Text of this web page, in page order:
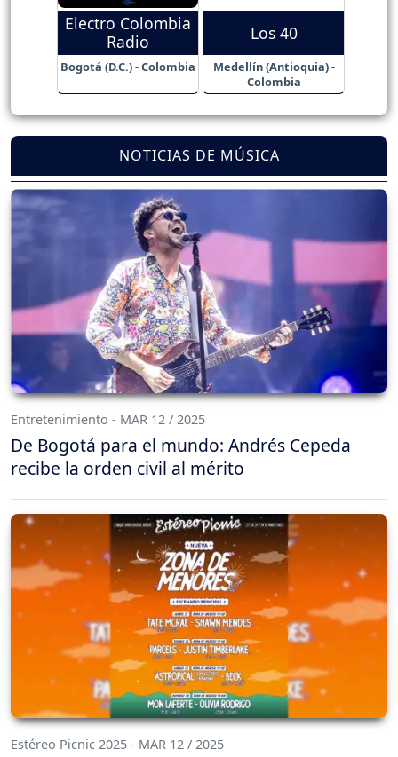
Electro Colombia
Radio
Bogotá (D.C.) - Colombia
Los 40
Medellín (Antioquia) -
Colombia
NOTICIAS DE MÚSICA
Entretenimiento - MAR 12 / 2025
De Bogotá para el mundo: Andrés Cepeda
recibe la orden civil al mérito
Estéreo Picnic 2025 - MAR 12 / 2025